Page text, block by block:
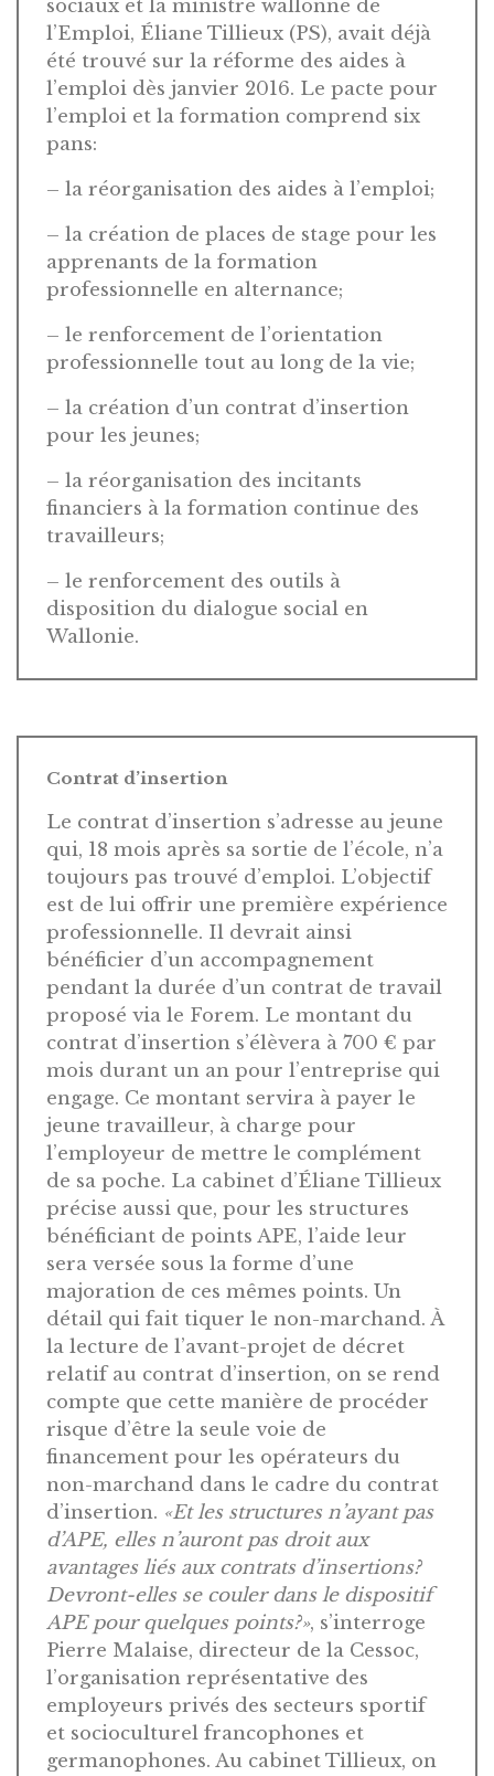
sociaux et la ministre wallonne de
l’Emploi, Éliane Tillieux (PS), avait déjà
été trouvé sur la réforme des aides à
l’emploi dès janvier 2016. Le pacte pour
l’emploi et la formation comprend six
pans:
– la réorganisation des aides à l’emploi;
– la création de places de stage pour les
apprenants de la formation
professionnelle en alternance;
– le renforcement de l’orientation
professionnelle tout au long de la vie;
– la création d’un contrat d’insertion
pour les jeunes;
– la réorganisation des incitants
financiers à la formation continue des
travailleurs;
– le renforcement des outils à
disposition du dialogue social en
Wallonie.
Contrat d’insertion
Le contrat d’insertion s’adresse au jeune
qui, 18 mois après sa sortie de l’école, n’a
toujours pas trouvé d’emploi. L’objectif
est de lui offrir une première expérience
professionnelle. Il devrait ainsi
bénéficier d’un accompagnement
pendant la durée d’un contrat de travail
proposé via le Forem. Le montant du
contrat d’insertion s’élèvera à 700 € par
mois durant un an pour l’entreprise qui
engage. Ce montant servira à payer le
jeune travailleur, à charge pour
l’employeur de mettre le complément
de sa poche. La cabinet d’Éliane Tillieux
précise aussi que, pour les structures
bénéficiant de points APE, l’aide leur
sera versée sous la forme d’une
majoration de ces mêmes points. Un
détail qui fait tiquer le non-marchand. À
la lecture de l’avant-projet de décret
relatif au contrat d’insertion, on se rend
compte que cette manière de procéder
risque d’être la seule voie de
financement pour les opérateurs du
non-marchand dans le cadre du contrat
d’insertion. «Et les structures n’ayant pas
d’APE, elles n’auront pas droit aux
avantages liés aux contrats d’insertions?
Devront-elles se couler dans le dispositif
APE pour quelques points?», s’interroge
Pierre Malaise, directeur de la Cessoc,
l’organisation représentative des
employeurs privés des secteurs sportif
et socioculturel francophones et
germanophones. Au cabinet Tillieux, on